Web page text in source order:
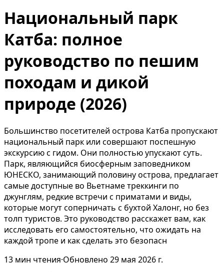
Национальный парк
Катба: полное
руководство по пешим
походам и дикой
природе (2026)
Большинство посетителей острова Катба пропускают
национальный парк или совершают поспешную
экскурсию с гидом. Они полностью упускают суть.
Парк, являющийся биосферным заповедником
ЮНЕСКО, занимающий половину острова, предлагает
самые доступные во Вьетнаме треккинги по
джунглям, редкие встречи с приматами и виды,
которые могут соперничать с бухтой Халонг, но без
толп туристов. Это руководство расскажет вам, как
исследовать его самостоятельно, что ожидать на
каждой тропе и как сделать это безопасн
13 мин чтения·Обновлено 29 мая 2026 г.